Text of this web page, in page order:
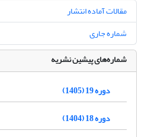
مقالات آماده انتشار
شماره جاری
شماره‌های پیشین نشریه
دوره 19 (1405)
دوره 18 (1404)